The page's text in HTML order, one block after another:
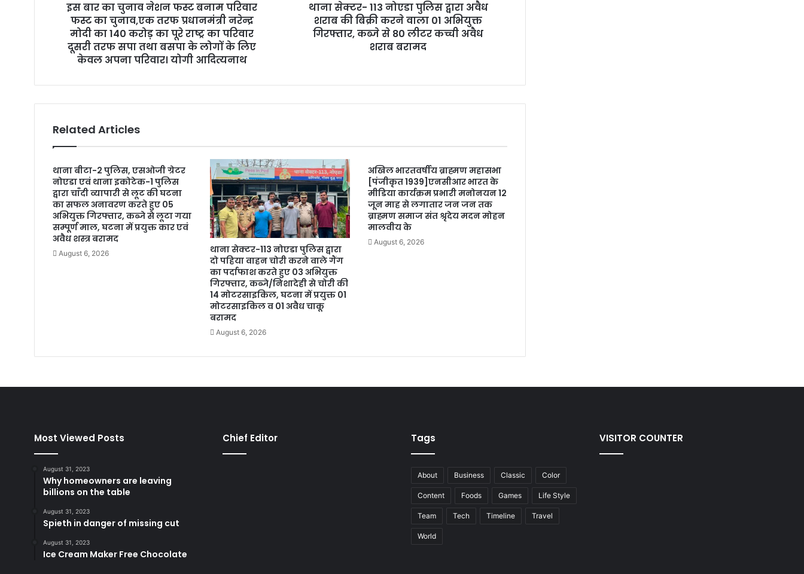
इस बार का चुनाव नेशन फस्ट बनाम परिवार
फस्ट का चुनाव,एक तरफ प्रधानमंत्री नरेन्द्र
मोदी का 140 करोड़ का पूरे राष्ट्र का परिवार
दूसरी तरफ सपा तथा बसपा के लोगों के लिए
केवल अपना परिवार। योगी आदित्यनाथ
थाना सेक्टर- 113 नोएडा पुलिस द्वारा अवैध
शराब की बिक्री करने वाला 01 अभियुक्त
गिरफ्तार, कब्जे से 80 लीटर कच्ची अवैध
शराब बरामद
Related Articles
थाना बीटा-2 पुलिस, एसओजी ग्रेटर
नोएडा एवं थाना इकोटेक-1 पुलिस
द्वारा चाँदी व्यापारी से लूट की घटना
का सफल अनावरण करते हुए 05
अभियुक्त गिरफ्तार, कब्जे से लूटा गया
सम्पूर्ण माल, घटना में प्रयुक्त कार एवं
अवैध शस्त्र बरामद
August 6, 2026
थाना सेक्टर-113 नोएडा पुलिस द्वारा
दो पहिया वाहन चोरी करने वाले गैंग
का पर्दाफाश करते हुए 03 अभियुक्त
गिरफ्तार, कब्जे/निशादेही से चोरी की
14 मोटरसाइकिल, घटना में प्रयुक्त 01
मोटरसाइकिल व 01 अवैध चाकू
बरामद
August 6, 2026
अखिल भारतवर्षीय ब्राह्मण महासभा
[पंजीकृत 1939]एनसीआर भारत के
मीडिया कार्यक्रम प्रभारी मनोनयन 12
जून माह से लगातार जन जन तक
ब्राह्मण समाज संत श्रृदेय मदन मोहन
मालवीय के
August 6, 2026
Most Viewed Posts
August 31, 2023
Why homeowners are leaving
billions on the table
August 31, 2023
Spieth in danger of missing cut
August 31, 2023
Ice Cream Maker Free Chocolate
Chief Editor Tags
About Business Classic Color
Content Foods Games Life Style
Team Tech Timeline Travel
World
VISITOR COUNTER